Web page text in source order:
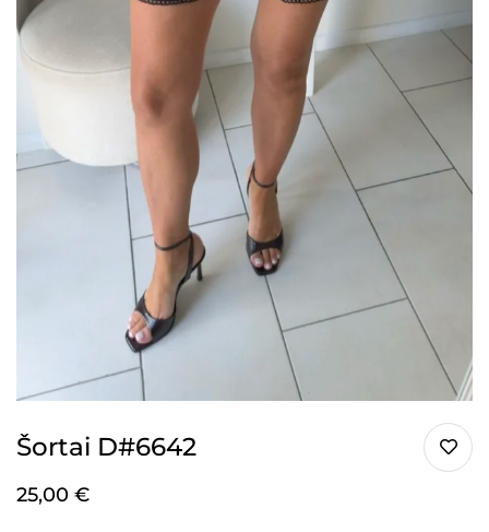
Šortai D#6642
25,00 €